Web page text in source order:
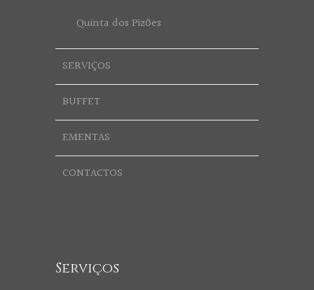
Quinta dos Pizões
SERVIÇOS
BUFFET
EMENTAS
CONTACTOS
Serviços